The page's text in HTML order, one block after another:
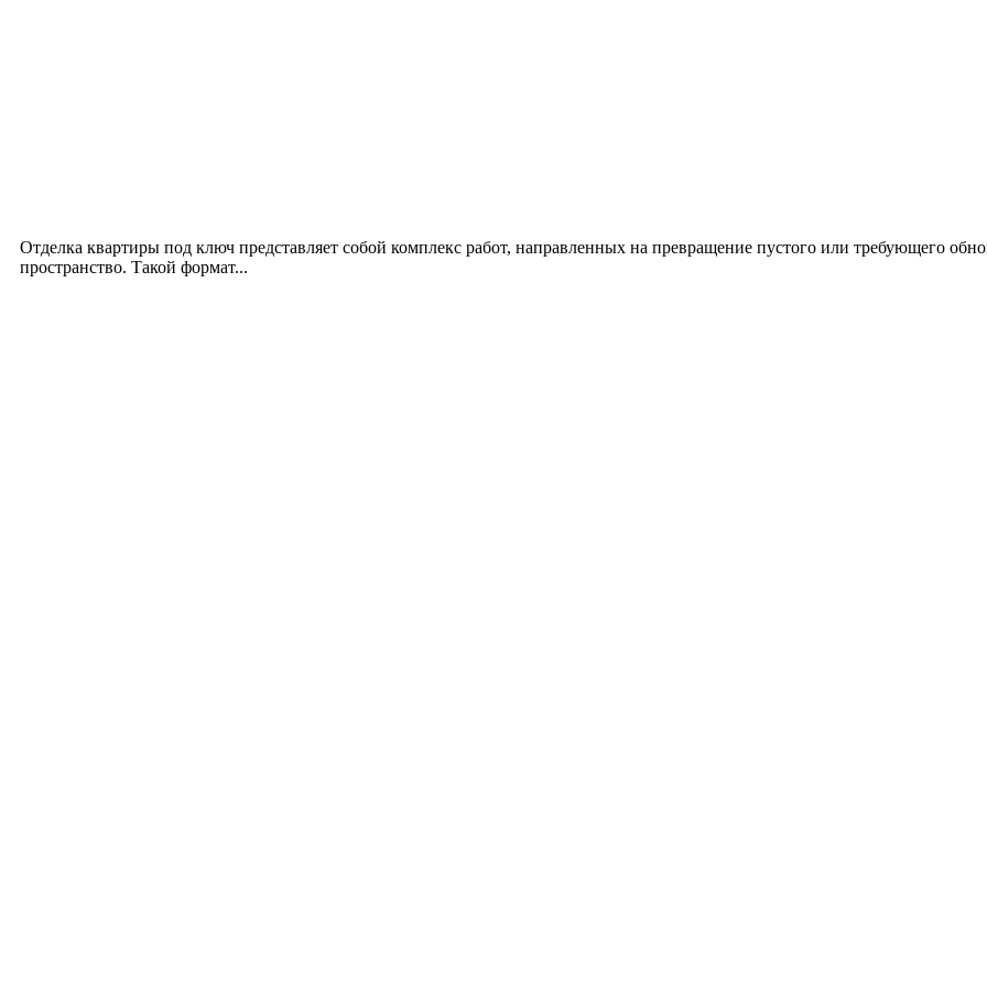
Отделка квартиры под ключ представляет собой комплекс работ, направленных на превращение пустого или требующего
пространство. Такой формат...